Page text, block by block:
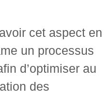
cet aspect en
un processus
d’optimiser au
des